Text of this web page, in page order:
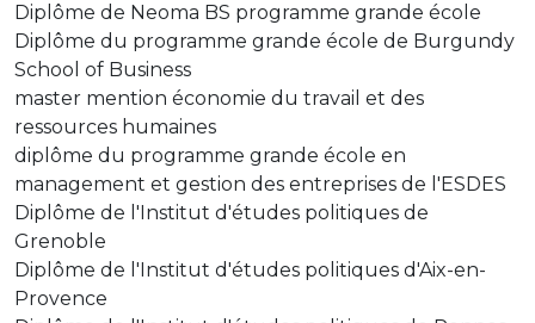
Diplôme de Neoma BS programme grande école
Diplôme du programme grande école de Burgundy
School of Business
master mention économie du travail et des
ressources humaines
diplôme du programme grande école en
management et gestion des entreprises de l'ESDES
Diplôme de l'Institut d'études politiques de
Grenoble
Diplôme de l'Institut d'études politiques d'Aix-en-
Provence